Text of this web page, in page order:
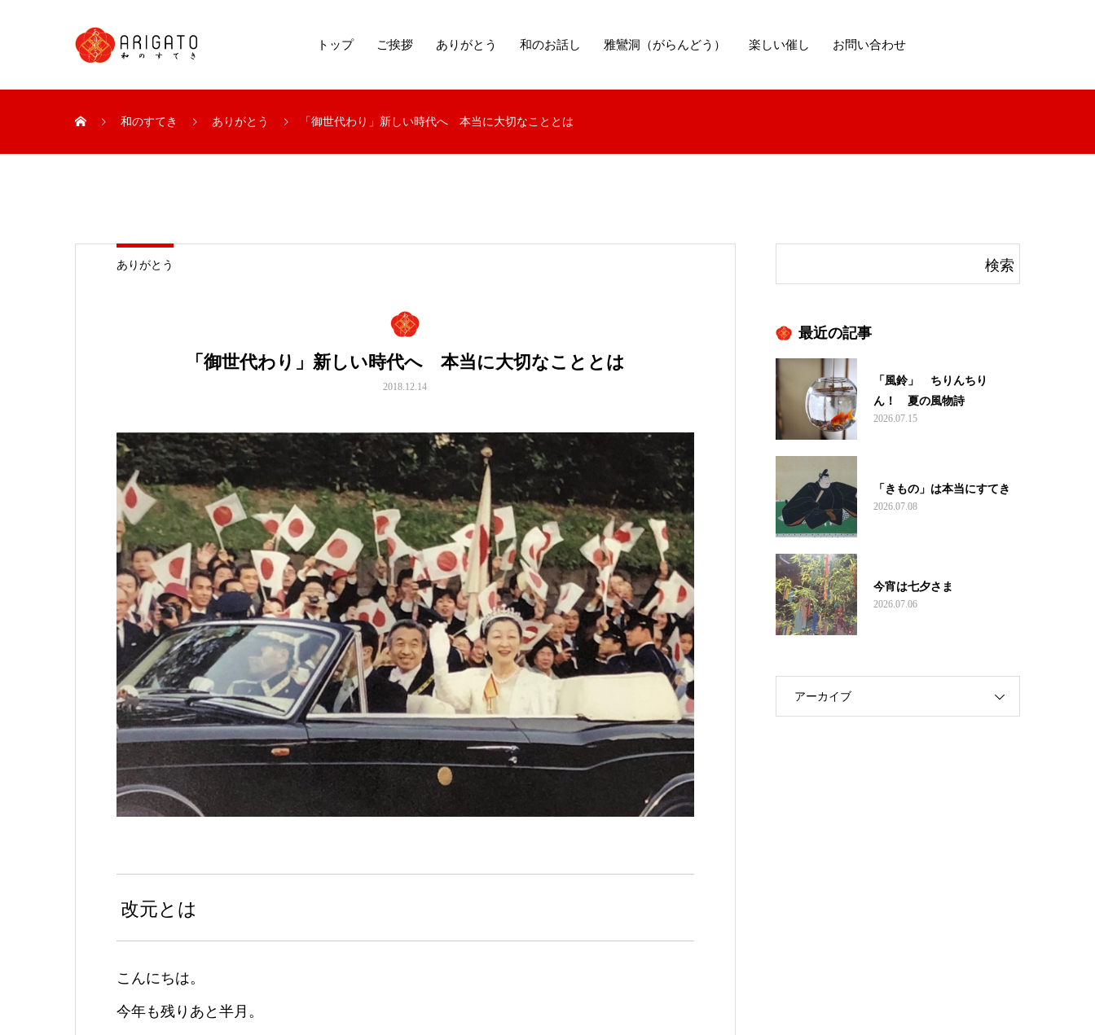
トップ ご挨拶 ありがとう 和のお話し 雅鸞洞（がらんどう） 楽しい催し お問い合わせ
和のすてき ありがとう 「御世代わり」新しい時代へ 本当に大切なこととは
ありがとう
「御世代わり」新しい時代へ 本当に大切なこととは
2018.12.14
改元とは
こんにちは。
今年も残りあと半月。
最近の記事
「風鈴」 ちりんちり
ん！ 夏の風物詩
2026.07.15
「きもの」は本当にすてき
2026.07.08
今宵は七夕さま
2026.07.06
アーカイブ